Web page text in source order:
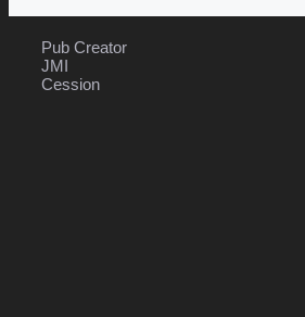
Pub Creator
JMI
Cession